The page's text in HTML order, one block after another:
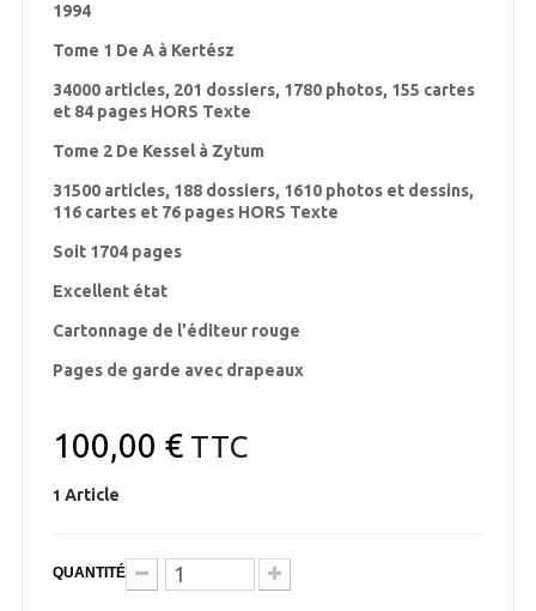
1994
Tome 1 De A à Kertész
34000 articles, 201 dossiers, 1780 photos, 155 cartes
et 84 pages HORS Texte
Tome 2 De Kessel à Zytum
31500 articles, 188 dossiers, 1610 photos et dessins,
116 cartes et 76 pages HORS Texte
Soit 1704 pages
Excellent état
Cartonnage de l'éditeur rouge
Pages de garde avec drapeaux
100,00 €TTC
1 Article
QUANTITÉ